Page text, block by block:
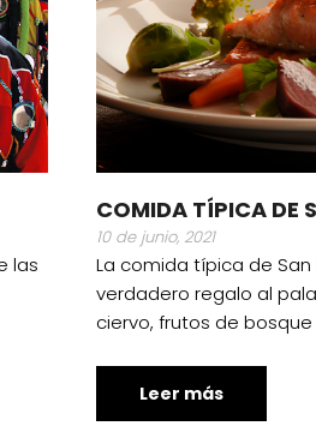
las
COMIDA TÍPICA DE
10 de junio, 2021
La comida típica de
verdadero regalo al
ciervo, frutos de
Leer más